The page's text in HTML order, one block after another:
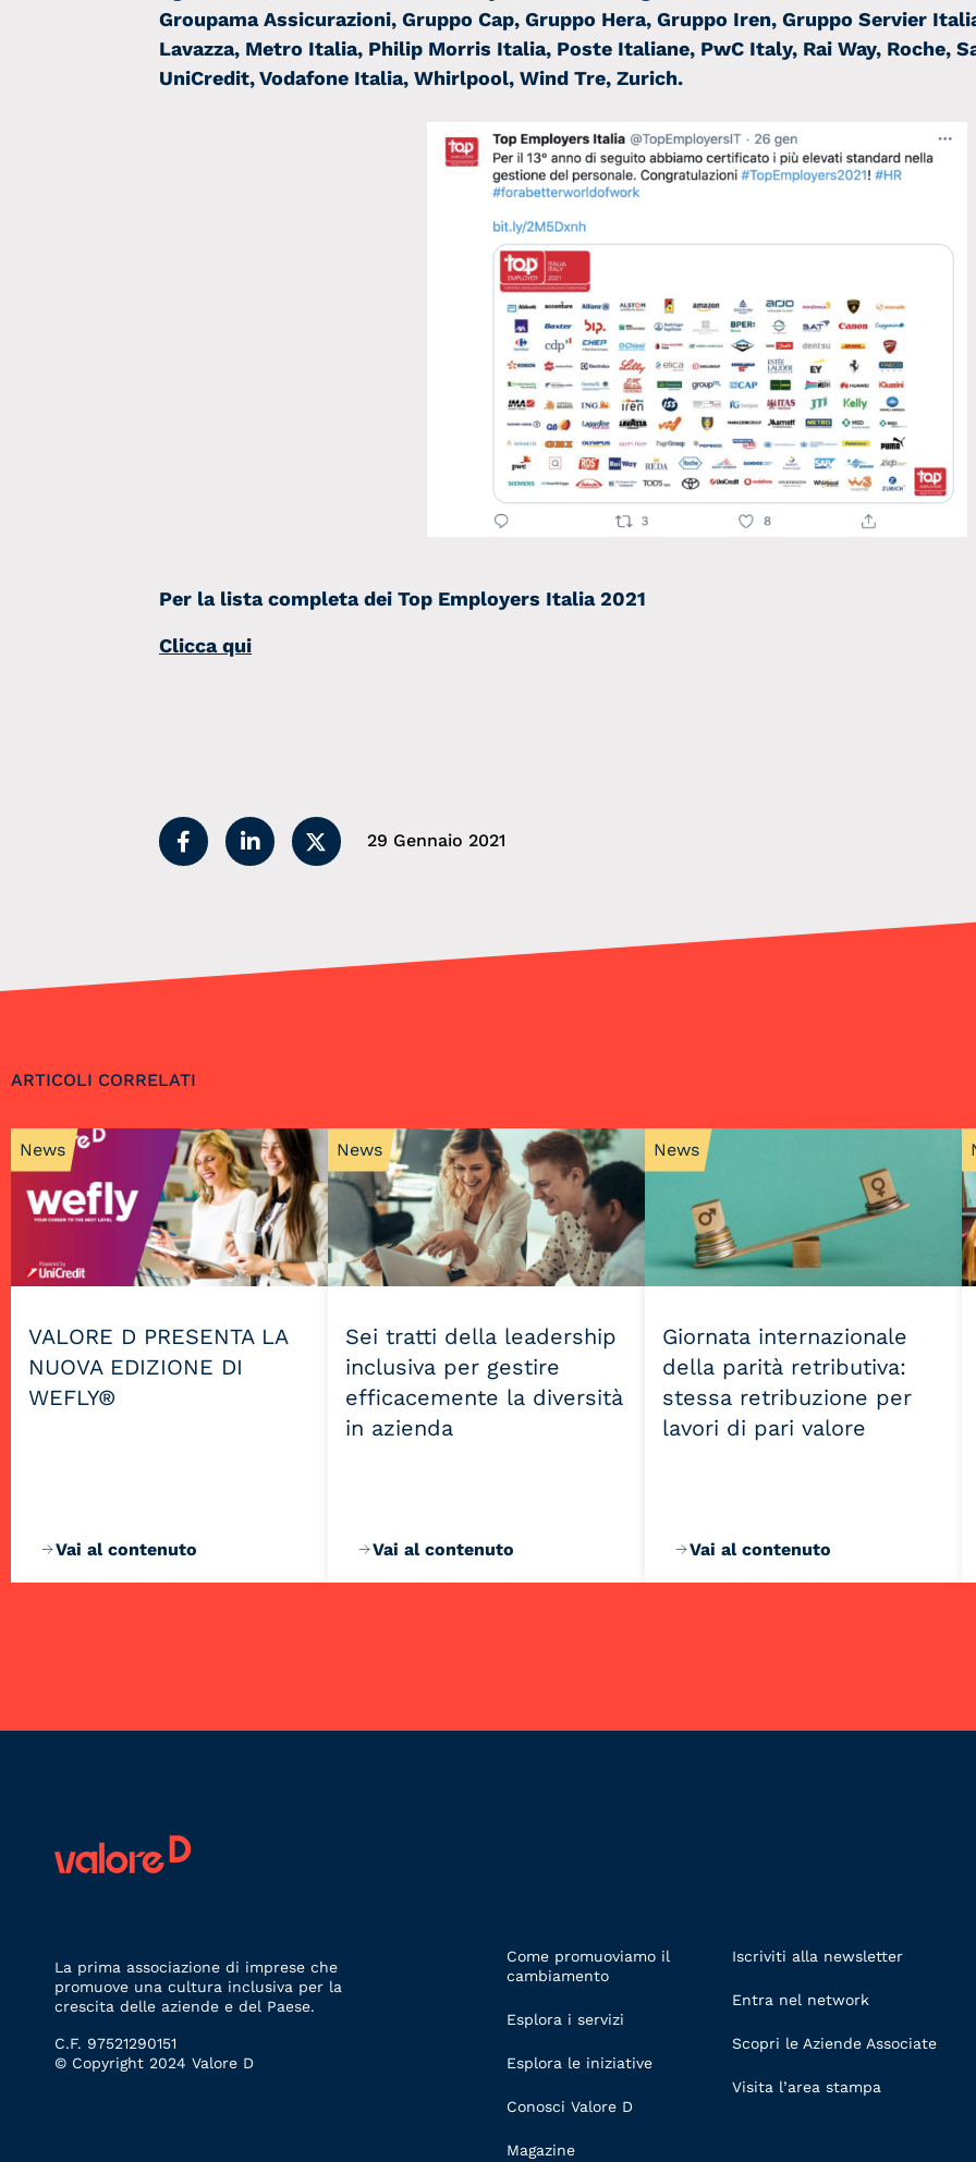
Groupama Assicurazioni, Gruppo Cap, Gruppo Hera, Gruppo Iren, Gruppo Servier
Lavazza, Metro Italia, Philip Morris Italia, Poste Italiane, PwC Italy, Rai Way, Roche,
UniCredit, Vodafone Italia, Whirlpool, Wind Tre, Zurich.
Per la lista completa dei Top Employers Italia 2021
Clicca qui
29 Gennaio 2021
ARTICOLI CORRELATI
News
VALORE D PRESENTA LA
NUOVA EDIZIONE DI
WEFLY®
Vai al contenuto
News
Sei tratti della leadership
inclusiva per gestire
efficacemente la diversità
in azienda
Vai al contenuto
News
Giornata internazionale
della parità retributiva:
stessa retribuzione per
lavori di pari valore
Vai al contenuto
La prima associazione di imprese che
promuove una cultura inclusiva per la
crescita delle aziende e del Paese.
C.F. 97521290151
© Copyright 2024 Valore D
Come promuoviamo il
cambiamento
Esplora i servizi
Esplora le iniziative
Conosci Valore D
Magazine
Iscriviti alla newsletter
Entra nel network
Scopri le Aziende Associate
Visita l’area stampa